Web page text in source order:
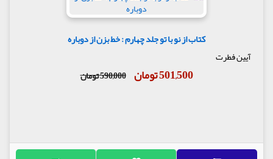
کتاب از نو با تو جلد چهارم : خط بزن از دوباره
آیین فطرت
501,500 تومان 590,000 تومان